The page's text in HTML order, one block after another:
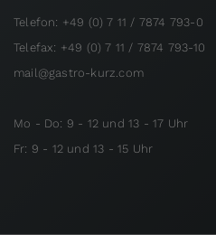
Telefon: +49 (0) 7 11 / 7874 793-0
Telefax: +49 (0) 7 11 / 7874 793-10
mail@gastro-kurz.com
Mo - Do: 9 - 12 und 13 - 17 Uhr
Fr: 9 - 12 und 13 - 15 Uhr